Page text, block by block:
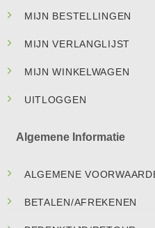
MIJN BESTELLINGEN
MIJN VERLANGLIJST
MIJN WINKELWAGEN
UITLOGGEN
Algemene Informatie
ALGEMENE
BETALEN/AFREKENEN